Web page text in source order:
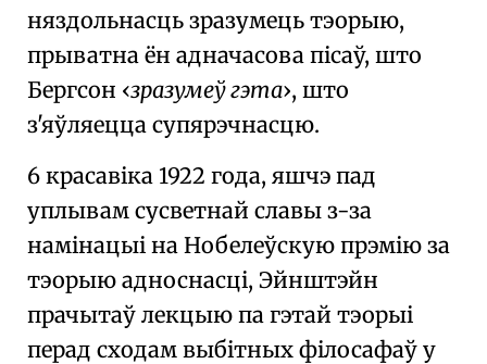
няздольнасць зразумець тэорыю,
прыватна ён адначасова пісаў, што
Бергсон зразумеў гэта , што
з'яўляецца супярэчнасцю.
6 красавіка 1922 года, яшчэ пад
уплывам сусветнай славы з-за
намінацыі на Нобелеўскую прэмію за
тэорыю адноснасці, Эйнштэйн
прачытаў лекцыю па гэтай тэорыі
перад сходам выбітных філосафаў у